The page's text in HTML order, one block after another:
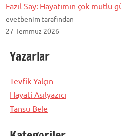
Fazıl Say: Hayatımın çok mutlu
evetbenim tarafından
27 Temmuz 2026
Yazarlar
Tevfik Yalçın
Hayati Asılyazıcı
Tansu Bele